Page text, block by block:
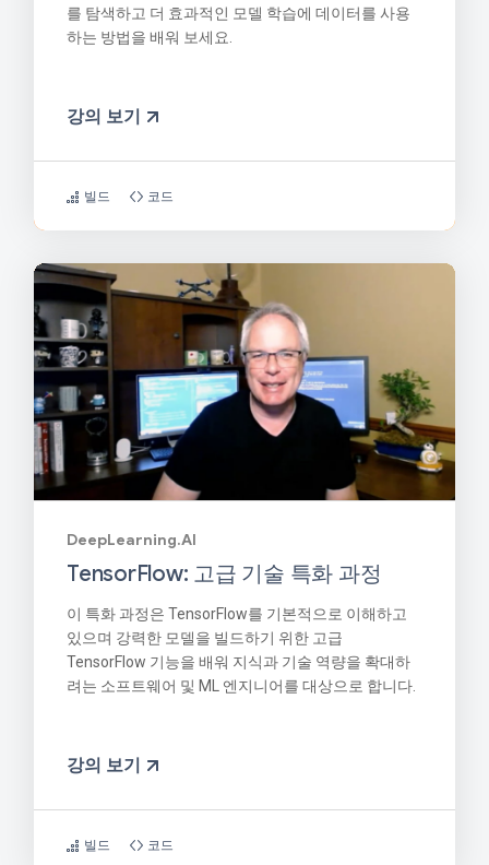
를 탐색하고 더 효과적인 모델 학습에 데이터를 사용
하는 방법을 배워 보세요.
강의 보기
빌드 코드
DeepLearning.AI
TensorFlow: 고급 기술 특화 과정
이 특화 과정은 TensorFlow를 기본적으로 이해하고
있으며 강력한 모델을 빌드하기 위한 고급
TensorFlow 기능을 배워 지식과 기술 역량을 확대하
려는 소프트웨어 및 ML 엔지니어를 대상으로 합니다.
강의 보기
빌드 코드